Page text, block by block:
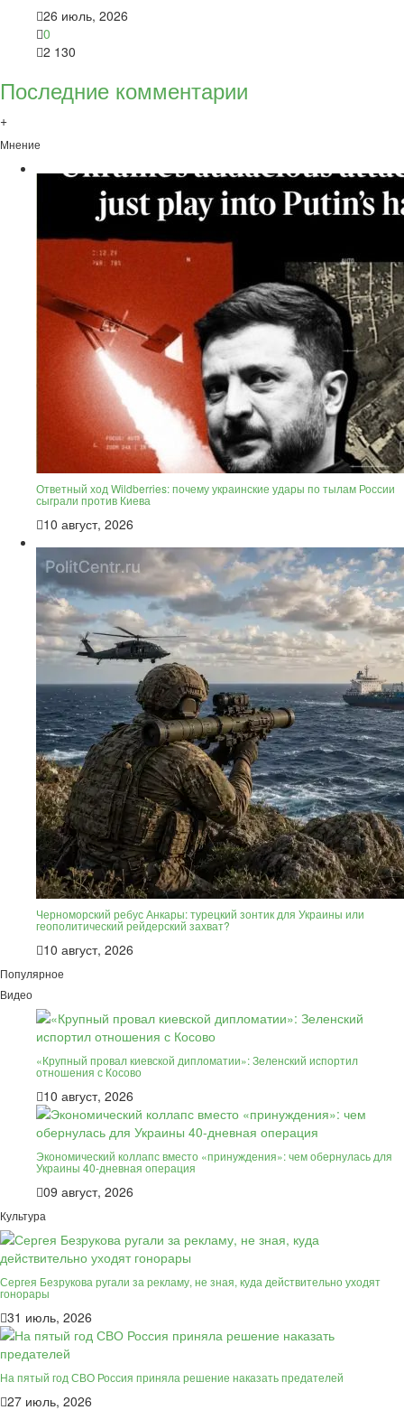
26 июль, 2026
0
2 130
Последние комментарии
+
Мнение
Ответный ход Wildberries: почему украинские удары по тылам России
сыграли против Киева
10 август, 2026
Черноморский ребус Анкары: турецкий зонтик для Украины или
геополитический рейдерский захват?
10 август, 2026
Популярное
Видео
«Крупный провал киевской дипломатии»: Зеленский испортил
отношения с Косово
10 август, 2026
Экономический коллапс вместо «принуждения»: чем обернулась для
Украины 40-дневная операция
09 август, 2026
Культура
Сергея Безрукова ругали за рекламу, не зная, куда действительно уходят
гонорары
31 июль, 2026
На пятый год СВО Россия приняла решение наказать предателей
27 июль, 2026